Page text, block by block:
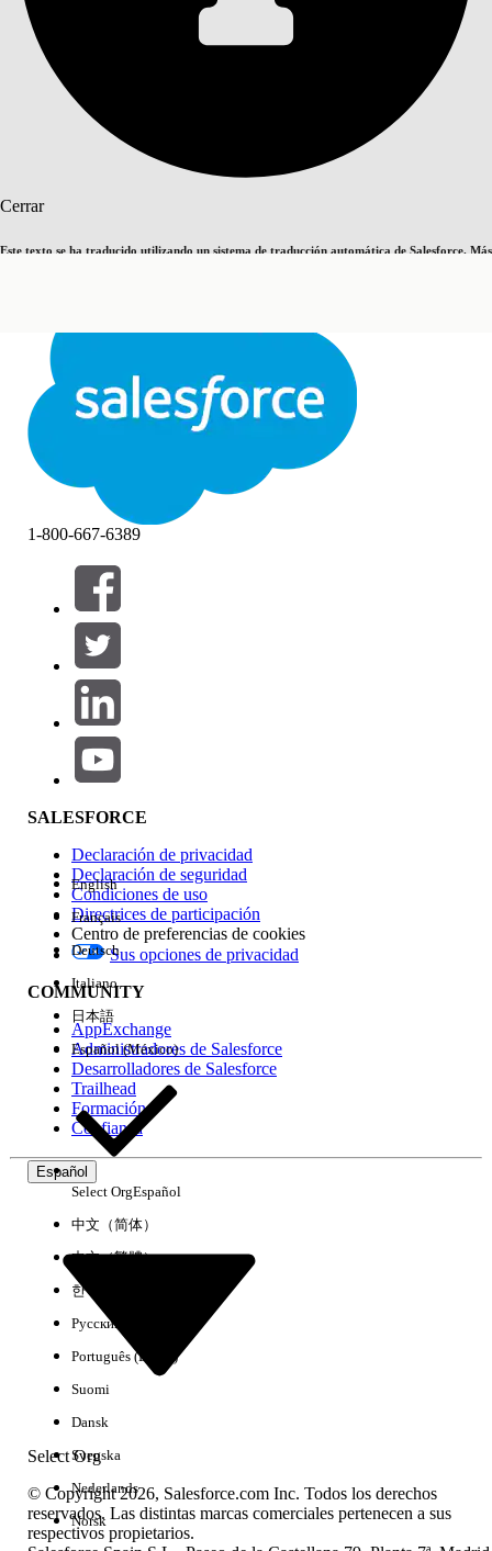
Cerrar
Este texto se ha traducido utilizando un sistema de traducción automática de Salesforce. Más
Cerrar Cerrar
Índice de materias
Buscar
Filtros (0)
SELECCIONAR FILTROS
Área de productos
Repercusión de función
Edición
Experiencia
No hay resultados
1-800-667-6389
SALESFORCE
Declaración de privacidad
Declaración de seguridad
Condiciones de uso
Directrices de participación
Centro de preferencias de cookies
Sus opciones de privacidad
COMMUNITY
AppExchange
Administradores de Salesforce
Desarrolladores de Salesforce
Trailhead
Formación
Confianza
Español
Select Org
English
Français
Deutsch
Italiano
日本語
Español (México)
Select OrgEspañol
中文（简体）
中文（繁體）
한국어
Русский
Português (Brasil)
Suomi
Dansk
Svenska
Nederlands
Norsk
© Copyright 2026, Salesforce.com Inc. Todos los derechos
reservados. Las distintas marcas comerciales pertenecen a sus
respectivos propietarios.